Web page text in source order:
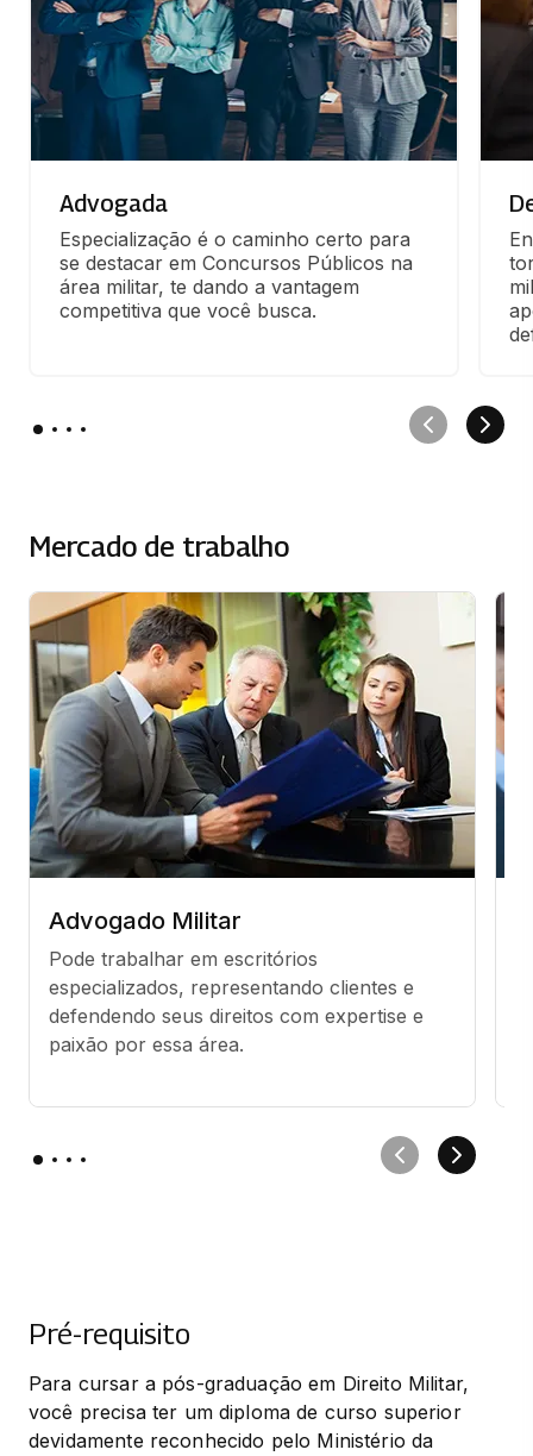
Advogada
Especialização é o caminho certo para
se destacar em Concursos Públicos na
área militar, te dando a vantagem
competitiva que você busca.
Mercado de trabalho
Advogado Militar
Pode trabalhar em escritórios
especializados, representando clientes e
defendendo seus direitos com expertise e
paixão por essa área.
Pré-requisito
Para cursar a pós-graduação em Direito Militar,
você precisa ter um diploma de curso superior
devidamente reconhecido pelo Ministério da